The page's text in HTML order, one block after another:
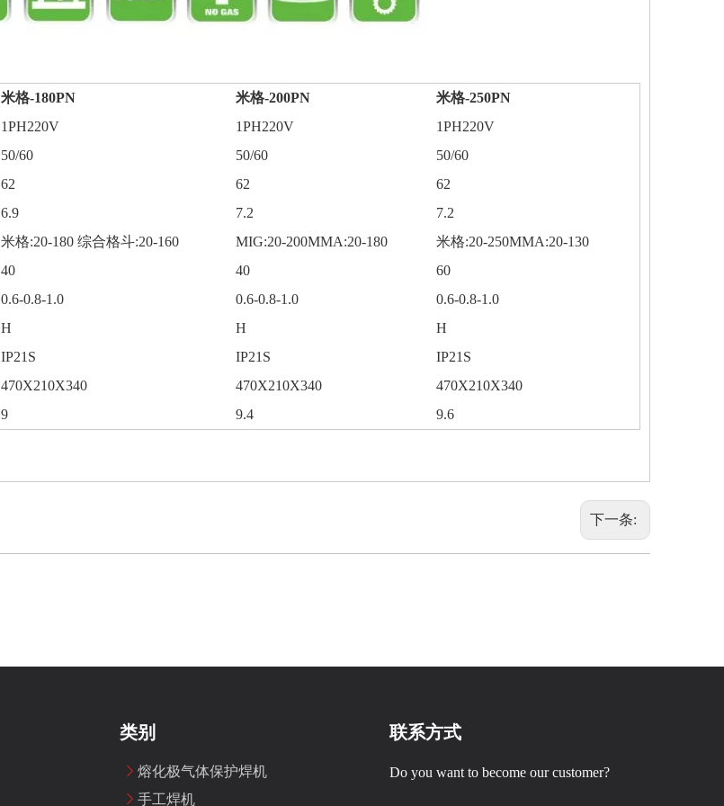
米格-180PN 米格-200PN
米格-250PN
1PH220V 1PH220V
1PH220V
50/60 50/60
50/60
62 62
62
6.9 7.2
7.2
米格:20-180 综合格斗:20-160 MIG:20-200MMA:20-180
米格:20-250MMA:20-130
40 40
60
0.6-0.8-1.0 0.6-0.8-1.0
0.6-0.8-1.0
H H
H
IP21S IP21S
IP21S
470X210X340 470X210X340
470X210X340
9 9.4 9.6
下一条:
类别
熔化极气体保护焊机
手工焊机
联系方式
Do you want to become our customer?